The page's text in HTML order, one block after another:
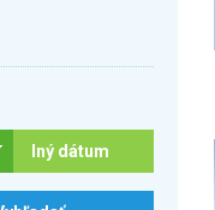
Iný dátum